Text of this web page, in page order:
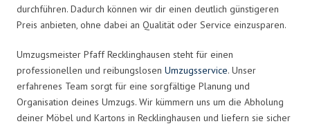
durchführen. Dadurch können wir dir einen deutlich günstigeren
Preis anbieten, ohne dabei an Qualität oder Service einzusparen.
Umzugsmeister Pfaff Recklinghausen steht für einen
professionellen und reibungslosen Umzugsservice. Unser
erfahrenes Team sorgt für eine sorgfältige Planung und
Organisation deines Umzugs. Wir kümmern uns um die Abholung
deiner Möbel und Kartons in Recklinghausen und liefern sie sicher